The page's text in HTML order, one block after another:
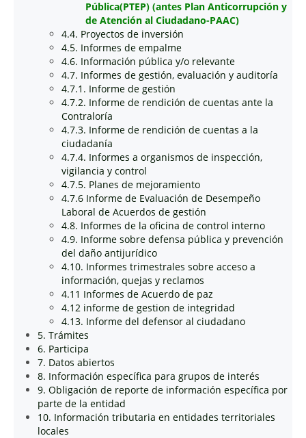
Pública(PTEP) (antes Plan Anticorrupción y
de Atención al Ciudadano-PAAC)
4.4. Proyectos de inversión
4.5. Informes de empalme
4.6. Información pública y/o relevante
4.7. Informes de gestión, evaluación y auditoría
4.7.1. Informe de gestión
4.7.2. Informe de rendición de cuentas ante la
Contraloría
4.7.3. Informe de rendición de cuentas a la
ciudadanía
4.7.4. Informes a organismos de inspección,
vigilancia y control
4.7.5. Planes de mejoramiento
4.7.6 Informe de Evaluación de Desempeño
Laboral de Acuerdos de gestión
4.8. Informes de la oficina de control interno
4.9. Informe sobre defensa pública y prevención
del daño antijurídico
4.10. Informes trimestrales sobre acceso a
información, quejas y reclamos
4.11 Informes de Acuerdo de paz
4.12 informe de gestion de integridad
4.13. Informe del defensor al ciudadano
5. Trámites
6. Participa
7. Datos abiertos
8. Información específica para grupos de interés
9. Obligación de reporte de información específica por
parte de la entidad
10. Información tributaria en entidades territoriales
locales